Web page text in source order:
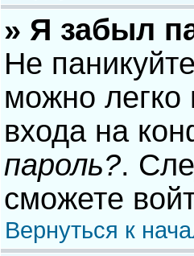
» Я забыл
Не
можно легко
входа на
пароль?.
сможете
Вернуться к